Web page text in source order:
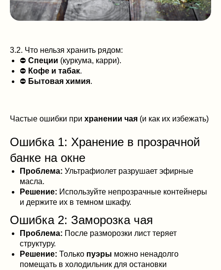
3.2. Что нельзя хранить рядом:
⛔ Специи (куркума, карри).
⛔ Кофе и табак.
⛔ Бытовая химия.
Частые ошибки при хранении чая (и как их избежать)
Ошибка 1: Хранение в прозрачной
банке на окне
Проблема: Ультрафиолет разрушает эфирные
масла.
Решение: Используйте непрозрачные контейнеры
и держите их в темном шкафу.
Ошибка 2: Заморозка чая
Проблема: После разморозки лист теряет
структуру.
Решение: Только пуэры можно ненадолго
помещать в холодильник для остановки